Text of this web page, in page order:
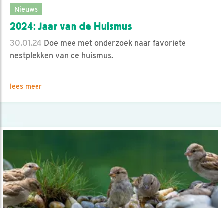
Nieuws
2024: Jaar van de Huismus
30.01.24 Doe mee met onderzoek naar favoriete
nestplekken van de huismus.
lees meer